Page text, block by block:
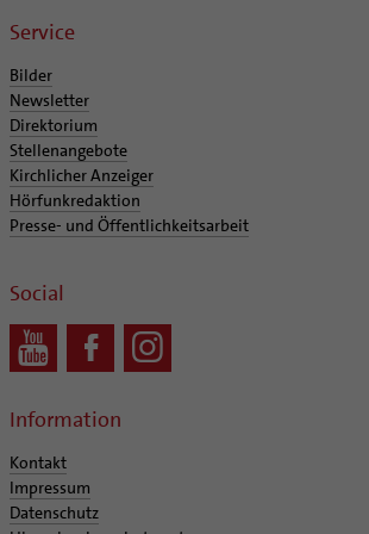
Ehe - Familie - Geschlechtergerechtigkeit
Notfall
Polizei- und Feuerwehr
Schule
Gefängnisseelsorge
Segensorte
Veranstaltungen
Coaching
Aufbrüche in der Kirche
Ehrenamtliche
KirchenZeitung online
Verwaltungsbeauftragte /
Pfarrgemeinden
Service
Bilder
Newsletter
Direktorium
Stellenangebote
Kirchlicher Anzeiger
Hörfunkredaktion
Presse- und Öffentlichkeitsarbeit
Social
Information
Kontakt
Impressum
Datenschutz